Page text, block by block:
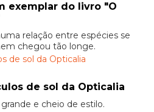
exemplar do livro "O
relação entre espécies se
chegou tão longe.
de sol da Opticalia
e cheio de estilo.